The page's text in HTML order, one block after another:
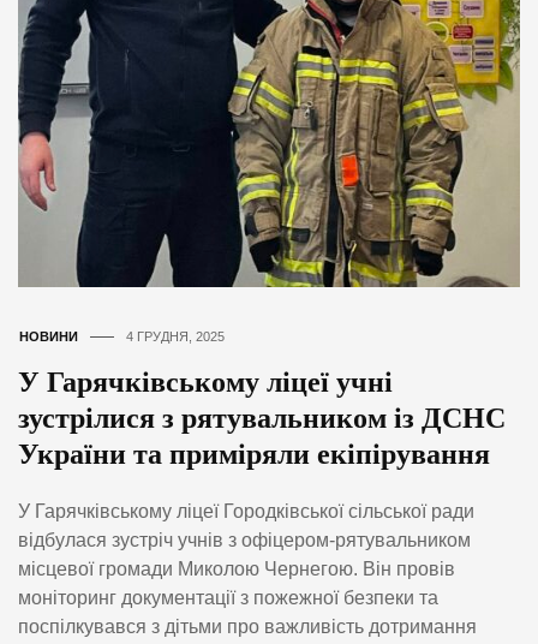
НОВИНИ 4 ГРУДНЯ, 2025
У Гарячківському ліцеї учні
зустрілися з рятувальником із ДСНС
України та приміряли екіпірування
У Гарячківському ліцеї Городківської сільської ради
відбулася зустріч учнів з офіцером-рятувальником
місцевої громади Миколою Чернегою. Він провів
моніторинг документації з пожежної безпеки та
поспілкувався з дітьми про важливість дотримання